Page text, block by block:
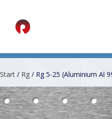
Start / Rg / Rg 5-25 (Aluminium Al